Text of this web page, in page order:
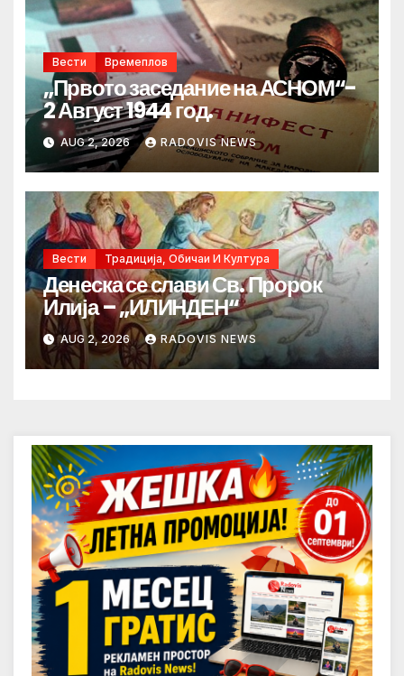
Вести Времеплов
„Првото заседание на АСНОМ“-
2 Август 1944 год.
AUG 2, 2026 RADOVIS NEWS
Вести Традиција, Обичаи И Култура
Денеска се слави Св. Пророк
Илија – „ИЛИНДЕН“
AUG 2, 2026 RADOVIS NEWS